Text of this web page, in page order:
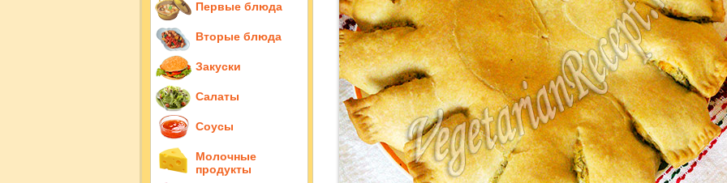
Первые блюда
Вторые блюда
Закуски
Салаты
Соусы
Молочные
продукты